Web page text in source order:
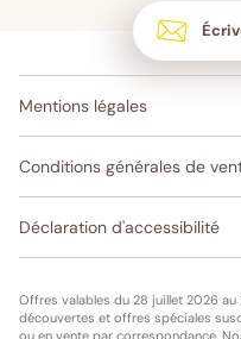
Mentions légales
Conditions générales de
Déclaration d'accessibilité
Offres valables du 28 juillet 2026
découvertes et offres spéciales
ou en vente par correspondance.